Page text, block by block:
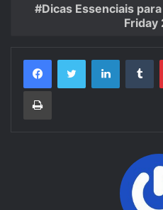
Dicas Essenciais
Friday
Linkedin
Imprimir